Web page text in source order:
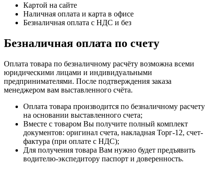
Картой на сайте
Наличная оплата и карта в офисе
Безналичная оплата с НДС и без
Безналичная оплата по счету
Оплата товара по безналичному расчёту возможна всеми
юридическими лицами и индивидуальными
предпринимателями. После подтверждения заказа
менеджером вам выставленного счёта.
Оплата товара производится по безналичному расчету
на основании выставленного счета;
Вместе с товаром Вы получите полный комплект
документов: оригинал счета, накладная Торг-12, счет-
фактура (при оплате с НДС);
Для получения товара Вам нужно будет предъявить
водителю-экспедитору паспорт и доверенность.